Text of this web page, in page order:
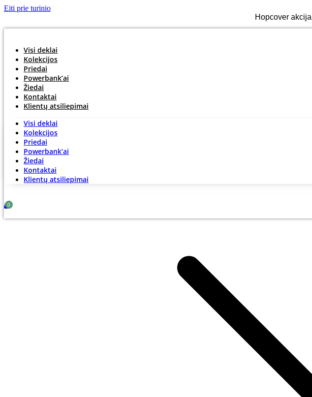
Eiti prie turinio
Hopcover
Visi deklai
Kolekcijos
Priedai
Powerbank’ai
Žiedai
Kontaktai
Klientų atsiliepimai
Visi deklai
Kolekcijos
Priedai
Powerbank’ai
Žiedai
Kontaktai
Klientų atsiliepimai
0